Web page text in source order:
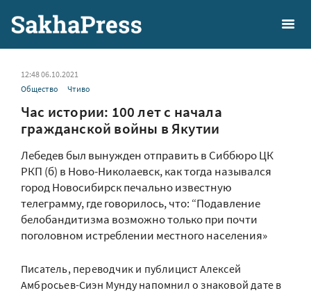
12:48 06.10.2021
Общество
Чтиво
Час истории: 100 лет с начала
гражданской войны в Якутии
Лебедев был вынужден отправить в Сиббюро ЦК
РКП (б) в Ново-Николаевск, как тогда назывался
город Новосибирск печально известную
телеграмму, где говорилось, что: “Подавление
белобандитизма возможно только при почти
поголовном истреблении местного населения»
Писатель, переводчик и публицист Алексей
Амбросьев-Сиэн Мунду напомнил о знаковой дате в